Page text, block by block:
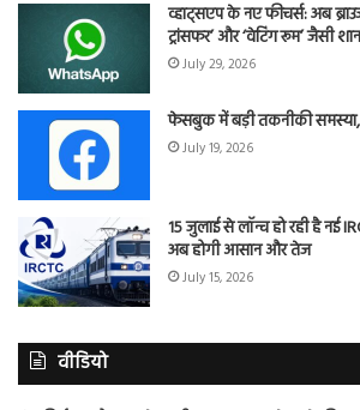
व्हाट्सएप के नए फीचर्स: अब
ट्रांसफर’ और ‘वेटिंग रूम’ जैसी
July 29, 2026
फेसबुक में बड़ी तकनीकी समस्या,
July 19, 2026
15 जुलाई से लॉन्च हो रही है नई
अब होगी आसान और तेज
July 15, 2026
वीडियो